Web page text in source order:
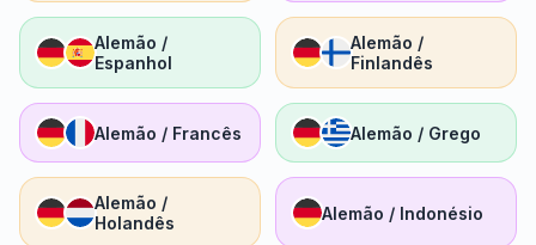
Alemão /
Espanhol
Alemão /
Finlandês
Alemão / Francês Alemão / Grego
Alemão /
Holandês
Alemão / Indonésio